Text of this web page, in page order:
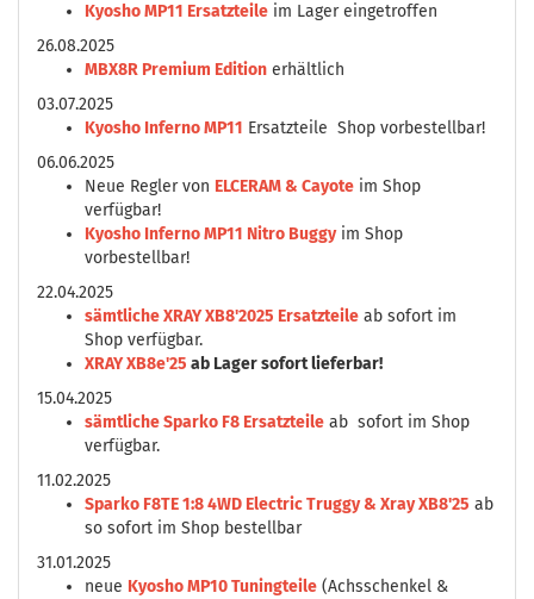
Kyosho MP11 Ersatzteile im Lager eingetroffen
26.08.2025
MBX8R Premium Edition erhältlich
03.07.2025
Kyosho Inferno MP11 Ersatzteile Shop vorbestellbar!
06.06.2025
Neue Regler von ELCERAM & Cayote im Shop
verfügbar!
Kyosho Inferno MP11 Nitro Buggyim Shop
vorbestellbar!
22.04.2025
sämtliche XRAY XB8'2025 Ersatzteile ab sofort im
Shop verfügbar.
XRAY XB8e'25 ab Lager sofort lieferbar!
15.04.2025
sämtliche Sparko F8 Ersatzteile ab sofort im Shop
verfügbar.
11.02.2025
Sparko F8TE 1:8 4WD Electric Truggy & Xray XB8'25 ab
so sofort im Shop bestellbar
31.01.2025
neue Kyosho MP10 Tuningteile (Achsschenkel &